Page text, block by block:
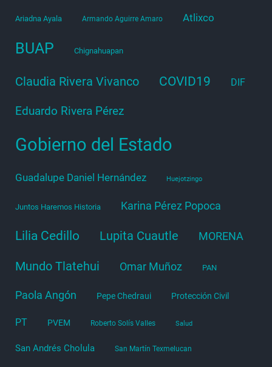
Ariadna Ayala Armando Aguirre Amaro Atlixco
BUAP Chignahuapan
Claudia Rivera Vivanco COVID19 DIF
Eduardo Rivera Pérez
Gobierno del Estado
Guadalupe Daniel Hernández Huejotzingo
Juntos Haremos Historia Karina Pérez Popoca
Lilia Cedillo Lupita Cuautle MORENA
Mundo Tlatehui Omar Muñoz PAN
Paola Angón Pepe Chedraui Protección Civil
PT PVEM Roberto Solís Valles Salud
San Andrés Cholula San Martín Texmelucan